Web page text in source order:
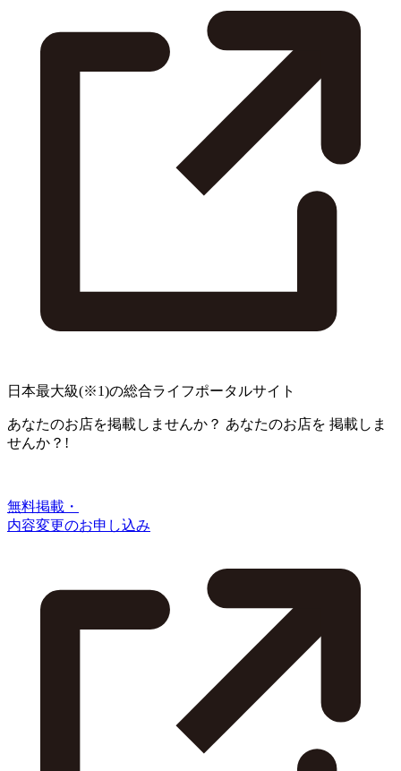
日本最大級(※1)の総合ライフポータルサイト
あなたのお店を掲載しませんか？ あなたのお店を 掲載しま
せんか？!
無料掲載・
内容変更のお申し込み